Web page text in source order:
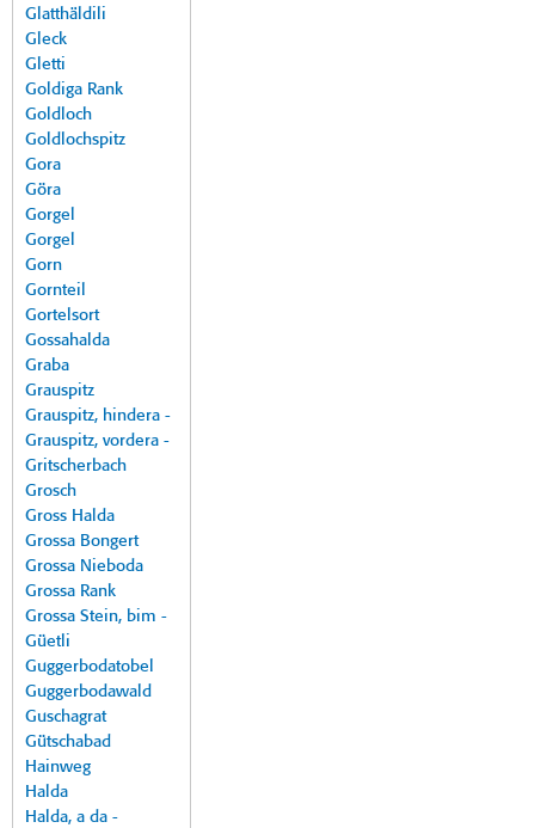
Glatthäldili
Gleck
Gletti
Goldiga Rank
Goldloch
Goldlochspitz
Gora
Göra
Gorgel
Gorgel
Gorn
Gornteil
Gortelsort
Gossahalda
Graba
Grauspitz
Grauspitz, hindera -
Grauspitz, vordera -
Gritscherbach
Grosch
Gross Halda
Grossa Bongert
Grossa Nieboda
Grossa Rank
Grossa Stein, bim -
Güetli
Guggerbodatobel
Guggerbodawald
Guschagrat
Gütschabad
Hainweg
Halda
Halda, a da -